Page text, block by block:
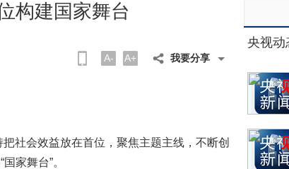
构建国家舞台
A- A+ 我要分享
社会效益放在首位，聚焦主题主线，不断创
家舞台”。
央视动